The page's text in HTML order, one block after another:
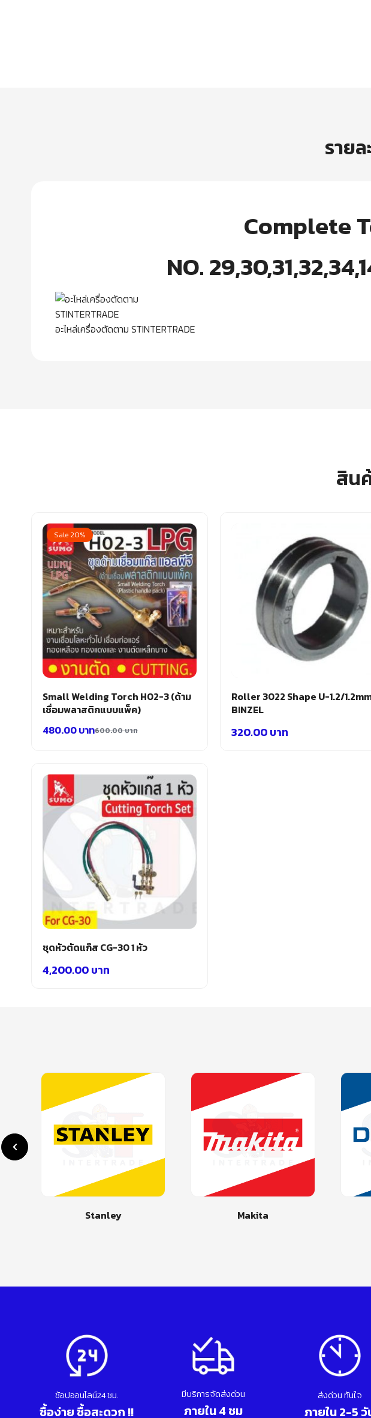
ราย
Complete
NO.
อะไหล่เครื่องตัดตาม STINTERTRADE
สิน
Sale 20%
Small Welding Torch H02-3 (ด้าม
เชื่อมพลาสติกแบบแพ็ค)
600.00บาท
480.00บาท
Roller 3022 Shape U-1.2/
BINZEL
320.00บาท
ชุดหัวตัดแก๊ส CG-30 1 หัว
4,200.00บาท
Makita Dremel
ช้อปออนไลน์24 ชม.
ซื้อง่าย ซื้อสะดวก !!
มีบริการจัดส่งด่วน
ภายใน 4 ชม
ส่งด่วน ทันใจ
ภายใน 2-5